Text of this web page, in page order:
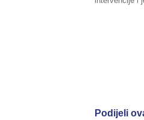
Podijeli